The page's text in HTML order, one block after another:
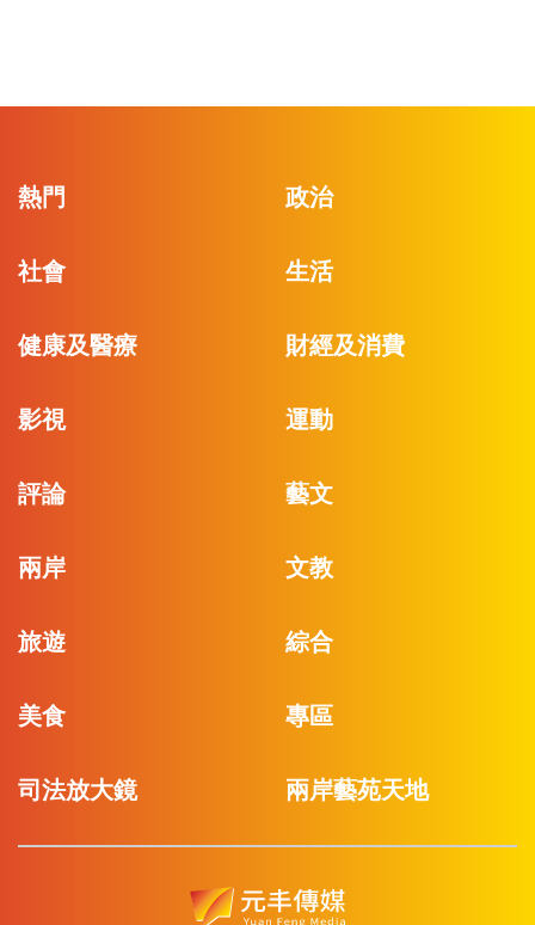
熱門 政治
社會 生活
健康及醫療 財經及消費
影視 運動
評論 藝文
兩岸 文教
旅遊 綜合
美食 專區
司法放大鏡 兩岸藝苑天地